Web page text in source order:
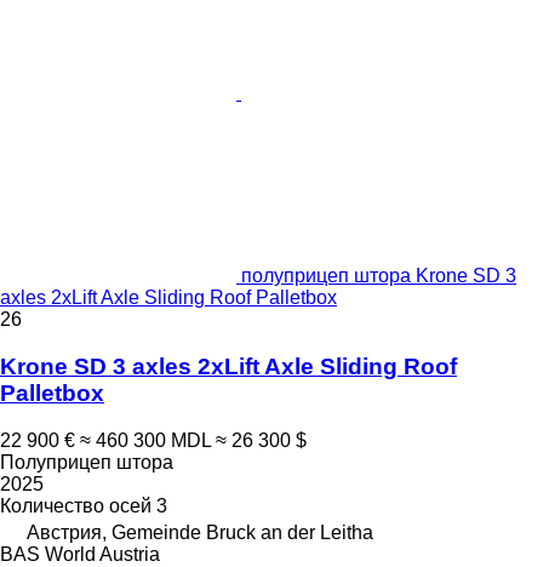
полуприцеп штора Krone SD 3
axles 2xLift Axle Sliding Roof Palletbox
26
Krone SD 3 axles 2xLift Axle Sliding Roof
Palletbox
22 900 € ≈ 460 300 MDL ≈ 26 300 $
Полуприцеп штора
2025
Количество осей 3
Австрия, Gemeinde Bruck an der Leitha
BAS World Austria